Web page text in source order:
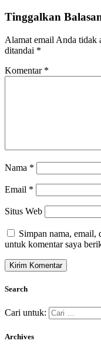
Tinggalkan
Alamat email Anda tidak
ditandai *
Komentar *
Nama *
Email *
Situs Web
Simpan nama, email,
untuk komentar saya
Search
Cari untuk:
Archives